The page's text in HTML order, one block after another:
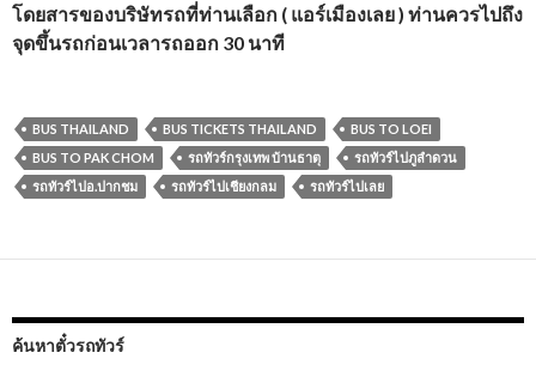
โดยสารของบริษัทรถที่ท่านเลือก ( แอร์เมืองเลย ) ท่านควรไปถึง
จุดขึ้นรถก่อนเวลารถออก 30 นาที
BUS THAILAND BUS TICKETS THAILAND
BUS TO LOEI
BUS TO PAK CHOM
รถทัวร์กรุงเทพ บ้านธาตุ
รถทัวร์ไปภูลำดวน
รถทัวร์ไปอ.ปากชม
รถทัวร์ไปเชียงกลม รถทัวร์ไปเลย
ค้นหาตั๋วรถทัวร์